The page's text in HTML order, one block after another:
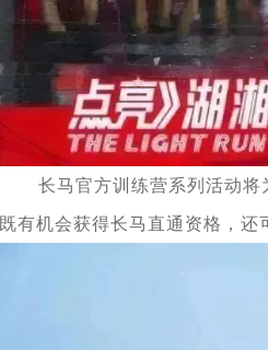
长马官方训练营系列活动
既有机会获得长马直通资格，还